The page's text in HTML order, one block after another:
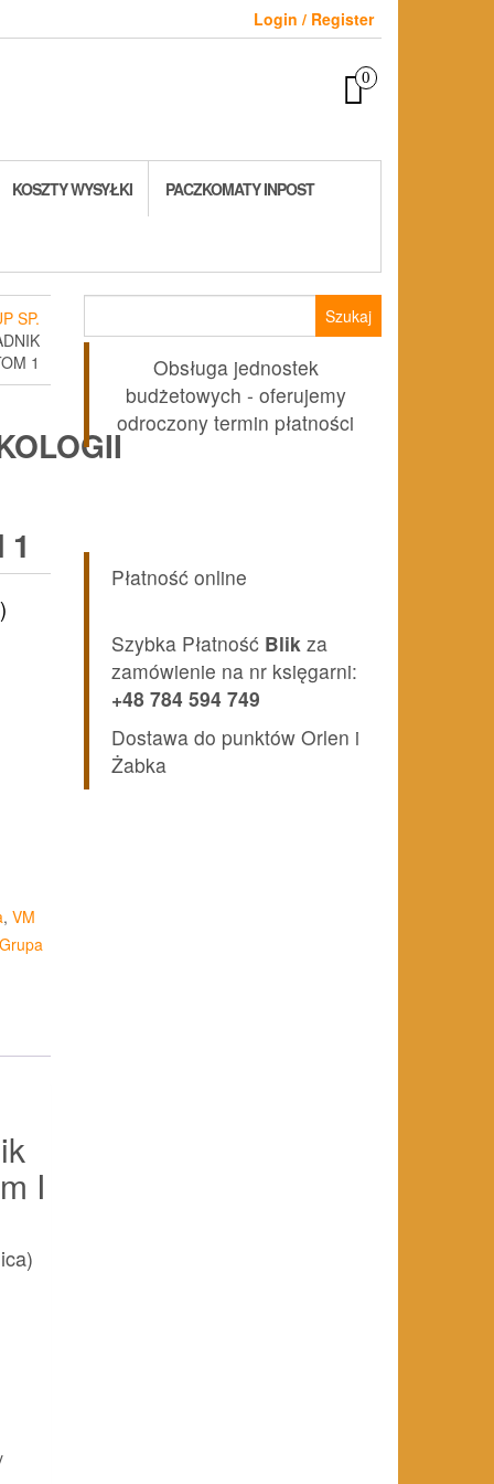
Login / Register
0
KOSZTY WYSYŁKI PACZKOMATY INPOST
SP.
1
, VM
I
Obsługa jednostek
budżetowych - oferujemy
odroczony termin płatności
Płatność online
Szybka Płatność Blik za
zamówienie na nr księgarni:
+48 784 594 749
Dostawa do punktów Orlen i
Żabka